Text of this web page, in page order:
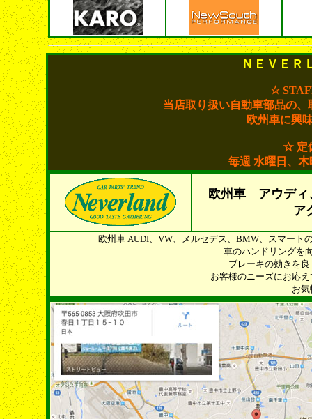
ＮＥＶＥＲ
☆
当店取り扱い自動車部品の
欧州車に興
☆ 定
毎週 水曜日、
欧州車 アウディ
ア
欧州車 AUDI、VW、メルセデス、BMW、スマート
車のハンドリングを
ブレーキの効きを
お客様のニーズにお応
お